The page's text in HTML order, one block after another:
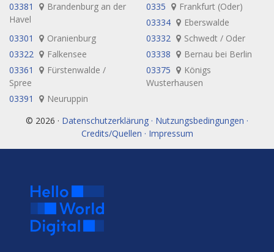
03381
Brandenburg an der
Havel
0335
Frankfurt (Oder)
03334
Eberswalde
03301
Oranienburg 03332
Schwedt / Oder
03322
Falkensee 03338
Bernau bei Berlin
03361
Fürstenwalde /
Spree
03375
Königs
Wusterhausen
03391
Neuruppin
© 2026 · Datenschutzerklärung · Nutzungsbedingungen ·
Credits/Quellen · Impressum